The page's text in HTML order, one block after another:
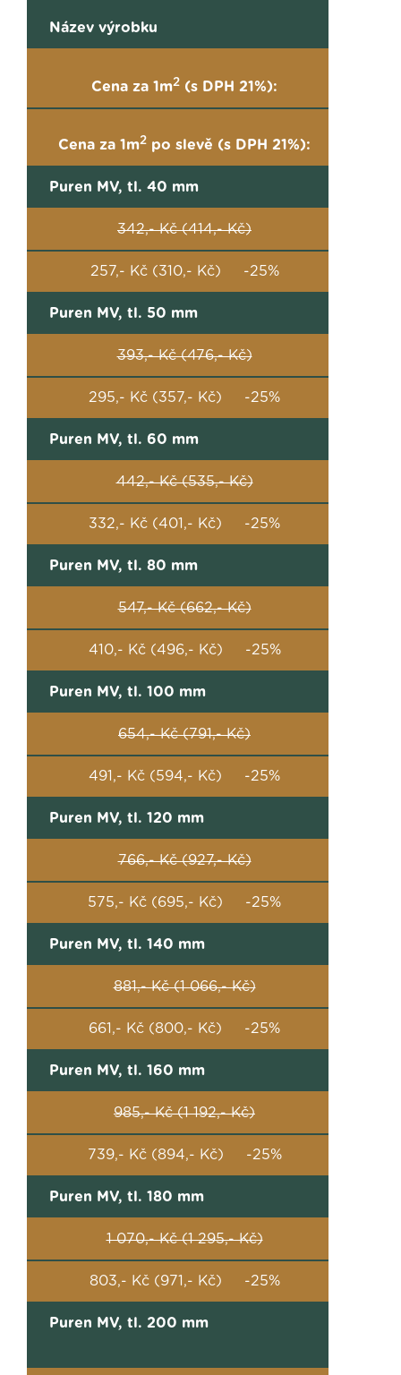
Název výrobku
Cena za 1m2 (s DPH 21%):
Cena za 1m2 po slevě (s DPH 21%):
Puren MV, tl. 40 mm
342,- Kč (414,- Kč)
257,- Kč (310,- Kč) -25%
Puren MV, tl. 50 mm
393,- Kč (476,- Kč)
295,- Kč (357,- Kč) -25%
Puren MV, tl. 60 mm
442,- Kč (535,- Kč)
332,- Kč (401,- Kč) -25%
Puren MV, tl. 80 mm
547,- Kč (662,- Kč)
410,- Kč (496,- Kč) -25%
Puren MV, tl. 100 mm
654,- Kč (791,- Kč)
491,- Kč (594,- Kč) -25%
Puren MV, tl. 120 mm
766,- Kč (927,- Kč)
575,- Kč (695,- Kč) -25%
Puren MV, tl. 140 mm
881,- Kč (1 066,- Kč)
661,- Kč (800,- Kč) -25%
Puren MV, tl. 160 mm
985,- Kč (1 192,- Kč)
739,- Kč (894,- Kč) -25%
Puren MV, tl. 180 mm
1 070,- Kč (1 295,- Kč)
803,- Kč (971,- Kč) -25%
Puren MV, tl. 200 mm